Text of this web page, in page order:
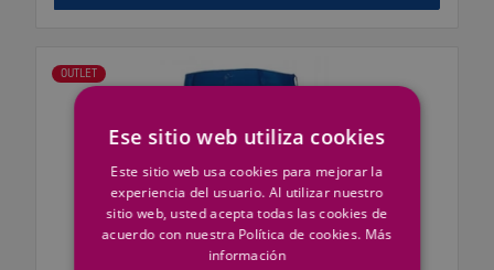
OUTLET
Ese sitio web utiliza cookies
Este sitio web usa cookies para mejorar la
experiencia del usuario. Al utilizar nuestro
sitio web, usted acepta todas las cookies de
acuerdo con nuestra Política de cookies. Más
información